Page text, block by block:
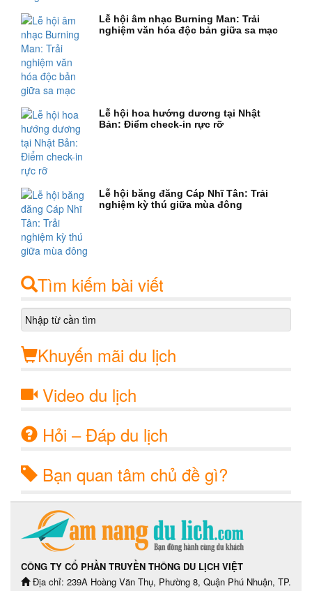
Lễ hội âm nhạc Burning Man: Trải
nghiệm văn hóa độc bản giữa sa mạc
Lễ hội hoa hướng dương tại Nhật
Bản: Điểm check-in rực rỡ
Lễ hội băng đăng Cáp Nhĩ Tân: Trải
nghiệm kỳ thú giữa mùa đông
Tìm kiếm bài viết
Khuyến mãi du lịch
Video du lịch
Hỏi – Đáp du lịch
Bạn quan tâm chủ đề gì?
CÔNG TY CỔ PHẦN TRUYỀN THÔNG DU LỊCH VIỆT
Địa chỉ: 239A Hoàng Văn Thụ, Phường 8, Quận Phú Nhuận, TP.